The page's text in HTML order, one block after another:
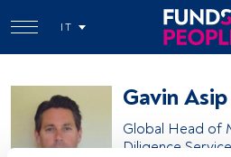
IT
Gavin Asip
Global Head of
Diligence